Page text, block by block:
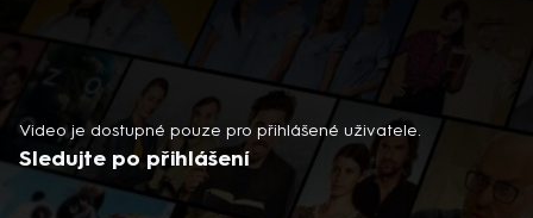
Video je dostupné pouze pro přihlášené uživatele.
Sledujte po přihlášení